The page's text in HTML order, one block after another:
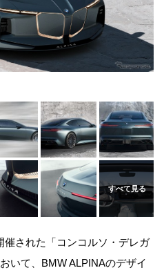
された「コンコルソ・デレガ
いて、BMW ALPINAのデザイ